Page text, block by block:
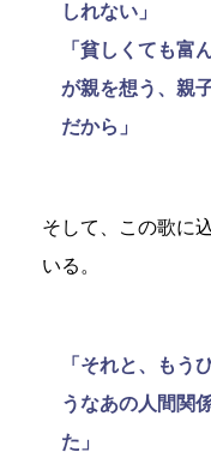
しれない」
「貧しくても富
が親を想う、親
だから」
そして、この歌に
いる。
「それと、もう
うなあの人間関
た」